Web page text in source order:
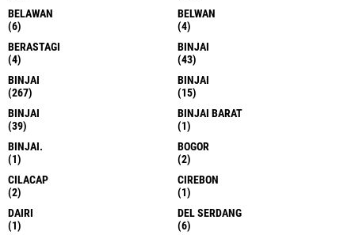
BELAWAN
(6)
BELWAN
(4)
BERASTAGI
(4)
BINJAI
(43)
BINJAI
(267)
BINJAI
(15)
BINJAI
(39)
BINJAI BARAT
(1)
BINJAI.
(1)
BOGOR
(2)
CILACAP
(2)
CIREBON
(1)
DAIRI
(1)
DEL SERDANG
(6)